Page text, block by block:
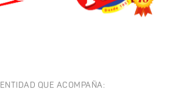
ENTIDAD QUE ACOMPAÑA: